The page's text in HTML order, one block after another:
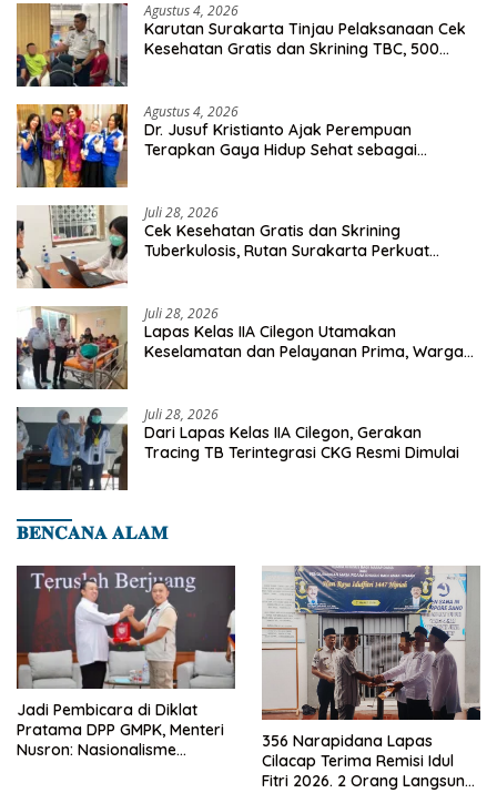
Agustus 4, 2026
Karutan Surakarta Tinjau Pelaksanaan Cek
Kesehatan Gratis dan Skrining TBC, 500
Agustus 4, 2026
Dr. Jusuf Kristianto Ajak Perempuan
Terapkan Gaya Hidup Sehat sebagai
Juli 28, 2026
Cek Kesehatan Gratis dan Skrining
Tuberkulosis, Rutan Surakarta Perkuat
Juli 28, 2026
Lapas Kelas IIA Cilegon Utamakan
Keselamatan dan Pelayanan Prima, Warga
Juli 28, 2026
Dari Lapas Kelas IIA Cilegon, Gerakan
Tracing TB Terintegrasi CKG Resmi Dimulai
𝐁𝐄𝐍𝐂𝐀𝐍𝐀 𝐀𝐋𝐀𝐌
Jadi Pembicara di Diklat
Pratama DPP GMPK, Menteri
Nusron: Nasionalisme
356 Narapidana Lapas
Cilacap Terima Remisi Idul
Fitri 2026. 2 Orang Langsung